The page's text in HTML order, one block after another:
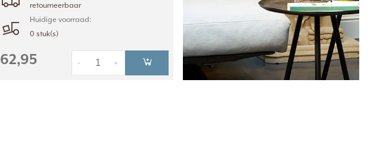
retourneerbaar
Huidige voorraad:
0 stuk(s)
62,95 +
-